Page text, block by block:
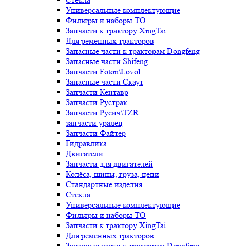
Универсальные комплектующие
Фильтры и наборы ТО
Запчасти к трактору XingTai
Для ременных тракторов
Запасные части к тракторам Dongfeng
Запасные части Shifeng
Запчасти Foton\Lovol
Запасные части Скаут
Запчасти Кентавр
Запчасти Рустрак
Запчасти Русич\TZR
запчасти уралец
Запчасти Файтер
Гидравлика
Двигатели
Запчасти для двигателей
Колёса, шины, груза, цепи
Стандартные изделия
Стёкла
Универсальные комплектующие
Фильтры и наборы ТО
Запчасти к трактору XingTai
Для ременных тракторов